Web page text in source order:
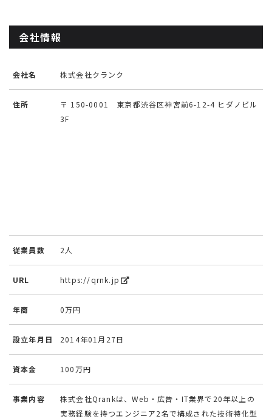
会社情報
会社名 株式会社クランク
住所
〒 150-0001 東京都渋谷区神宮前6-12-4 ヒダノビル
3F
従業員数 2人
URL https://qrnk.jp
年商 0万円
設立年月日 2014年01月27日
資本金 100万円
事業内容
株式会社Qrankは、Web・広告・IT業界で20年以上の
実務経験を持つエンジニア2名で構成された技術特化型